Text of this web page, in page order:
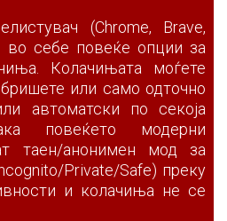
(Chrome, Brave,
во себе повеќе опции за
Колачињата моѓете
или само одточно
автоматски по секоја
повеќето модерни
таен/анонимен мод за
Private/Safe) преку
и колачиња не се